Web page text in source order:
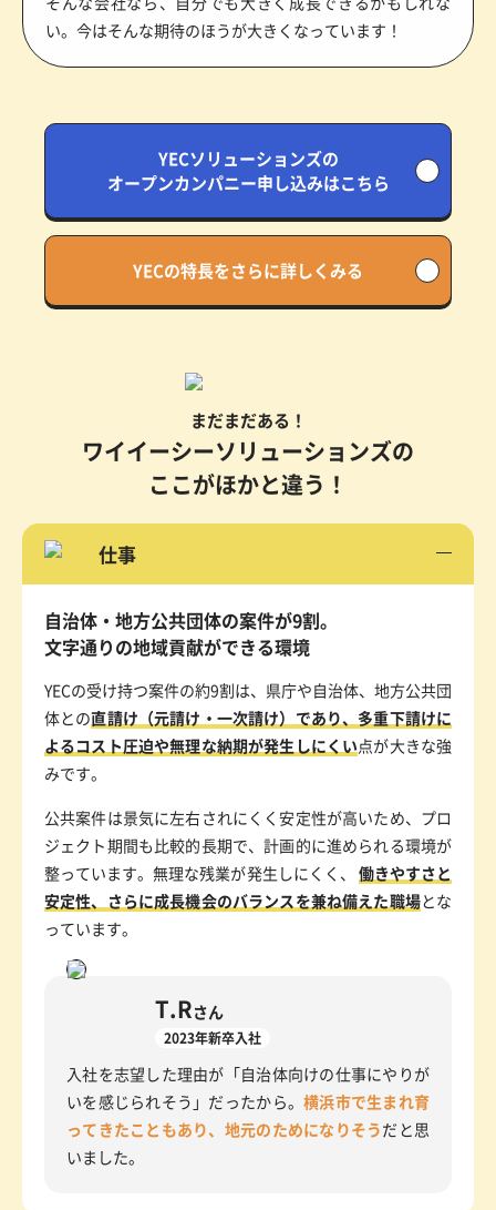
い。今はそんな期待のほうが大きくなっています！
YECソリューションズの
オープンカンパニー申し込みはこちら
YECの特長をさらに詳しくみる
まだまだある！
ワイイーシーソリューションズの
ここがほかと違う！
仕事
自治体・地方公共団体の案件が9割。
文字通りの地域貢献ができる環境
YECの受け持つ案件の約9割は、県庁や自治体、地方公共団
体との直請け（元請け・一次請け）であり、多重下請けに
よるコスト圧迫や無理な納期が発生しにくい点が大きな強
みです。
公共案件は景気に左右されにくく安定性が高いため、プロ
ジェクト期間も比較的長期で、計画的に進められる環境が
整っています。無理な残業が発生しにくく、 働きやすさと
安定性、さらに成長機会のバランスを兼ね備えた職場とな
っています。
T.Rさん
2023年新卒入社
入社を志望した理由が「自治体向けの仕事にやりが
いを感じられそう」だったから。横浜市で生まれ育
ってきたこともあり、地元のためになりそうだと思
いました。